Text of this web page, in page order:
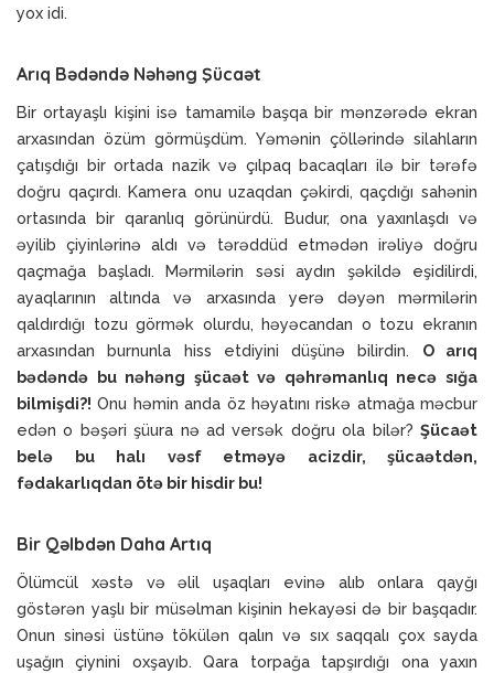
yox idi.
Arıq Bədəndə Nəhəng Şücaət
Bir ortayaşlı kişini isə tamamilə başqa bir mənzərədə ekran
arxasından özüm görmüşdüm. Yəmənin çöllərində silahların
çatışdığı bir ortada nazik və çılpaq bacaqları ilə bir tərəfə
doğru qaçırdı. Kamera onu uzaqdan çəkirdi, qaçdığı sahənin
ortasında bir qaranlıq görünürdü. Budur, ona yaxınlaşdı və
əyilib çiyinlərinə aldı və tərəddüd etmədən irəliyə doğru
qaçmağa başladı. Mərmilərin səsi aydın şəkildə eşidilirdi,
ayaqlarının altında və arxasında yerə dəyən mərmilərin
qaldırdığı tozu görmək olurdu, həyəcandan o tozu ekranın
arxasından burnunla hiss etdiyini düşünə bilirdin. O arıq
bədəndə bu nəhəng şücaət və qəhrəmanlıq necə sığa
bilmişdi?! Onu həmin anda öz həyatını riskə atmağa məcbur
edən o bəşəri şüura nə ad versək doğru ola bilər? Şücaət
belə bu halı vəsf etməyə acizdir, şücaətdən,
fədakarlıqdan ötə bir hisdir bu!
Bir Qəlbdən Daha Artıq
Ölümcül xəstə və əlil uşaqları evinə alıb onlara qayğı
göstərən yaşlı bir müsəlman kişinin hekayəsi də bir başqadır.
Onun sinəsi üstünə tökülən qalın və sıx saqqalı çox sayda
uşağın çiynini oxşayıb. Qara torpağa tapşırdığı ona yaxın